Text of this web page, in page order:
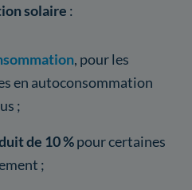
solaire :
, pour les
en autoconsommation
;
de 10 %pour certaines
;